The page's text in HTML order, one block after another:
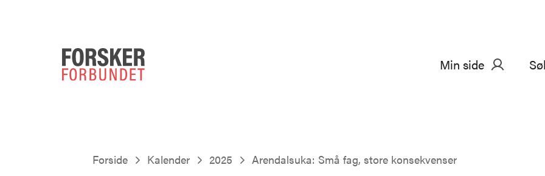
Min side
Forside Kalender 2025 Arendalsuka: Små fag, store konsekvenser